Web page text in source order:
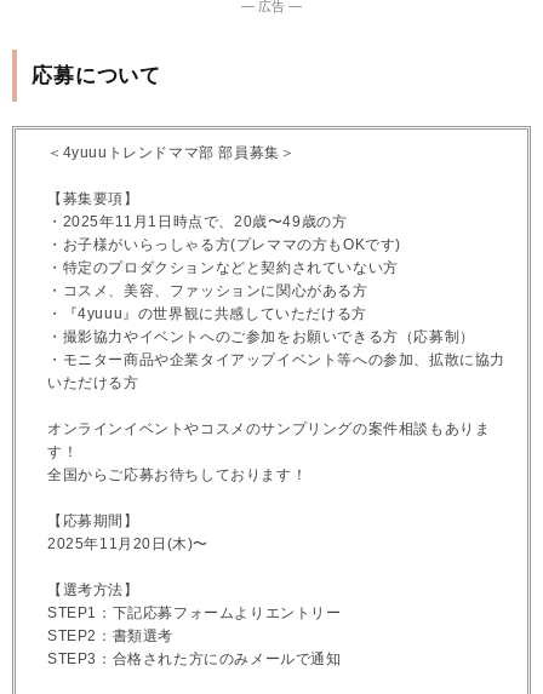
― 広告 ―
応募について
＜4yuuuトレンドママ部 部員募集＞
【募集要項】
・2025年11月1日時点で、20歳〜49歳の方
・お子様がいらっしゃる方(プレママの方もOKです)
・特定のプロダクションなどと契約されていない方
・コスメ、美容、ファッションに関心がある方
・『4yuuu』の世界観に共感していただける方
・撮影協力やイベントへのご参加をお願いできる方（応募制）
・モニター商品や企業タイアップイベント等への参加、拡散に協力
いただける方
オンラインイベントやコスメのサンプリングの案件相談もありま
す！
全国からご応募お待ちしております！
【応募期間】
2025年11月20日(木)〜
【選考方法】
STEP1：下記応募フォームよりエントリー
STEP2：書類選考
STEP3：合格された方にのみメールで通知